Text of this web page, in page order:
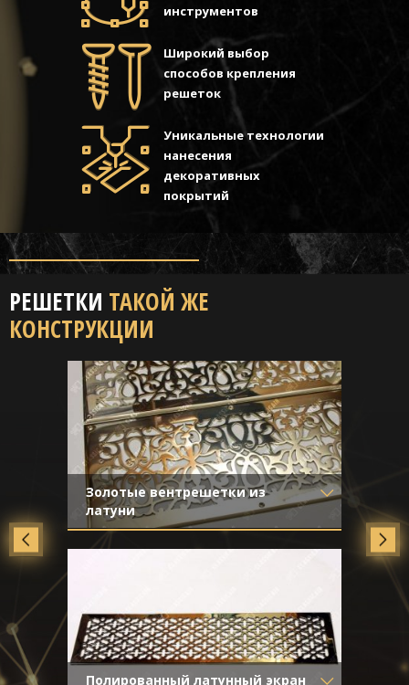
инструментов
Широкий выбор
способов крепления
решеток
Уникальные технологии
нанесения
декоративных
покрытий
РЕШЕТКИ ТАКОЙ ЖЕ
КОНСТРУКЦИИ
Золотые вентрешетки из
латуни
Материал- Латунь
Отделка- Полированная латунь
Полированный латунный экран